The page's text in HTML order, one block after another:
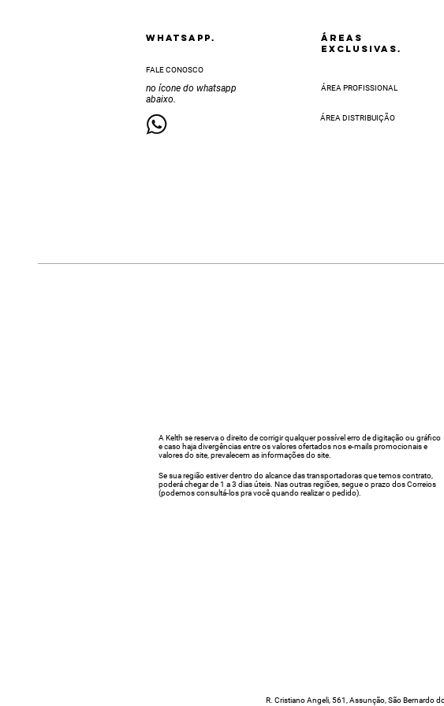
Whatsapp.
FALE CONOSCO
no ícone do whatsapp
abaixo.
ÁREAS
EXCLUSIVAS.
ÁREA PROFISSIONAL
ÁREA DISTRIBUIÇÃO
A Kelth se reserva o direito de corrigir qualquer possível erro de digitação ou gráfico
e caso haja divergências entre os valores ofertados nos e-mails promocionais e
valores do site, prevalecem as informações do site.
Se sua região estiver dentro do alcance das transportadoras que temos contrato,
poderá chegar de 1 a 3 dias úteis. Nas outras regiões, segue o prazo dos Correios
(podemos consultá-los pra você quando realizar o pedido).
R. Cristiano Angeli, 561, Assunção, São